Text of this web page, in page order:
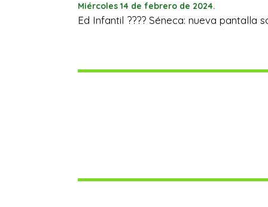
Miércoles 14 de febrero de 2024.
Ed Infantil ???? Séneca: nueva pantalla